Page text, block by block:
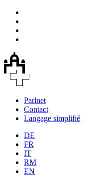
Parlnet
Contact
Langage simplifié
DE
FR
IT
RM
EN